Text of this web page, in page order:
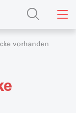
vorhanden